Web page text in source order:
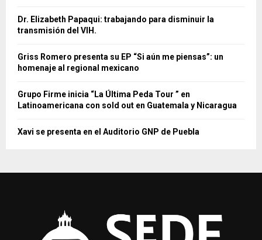
Dr. Elizabeth Papaqui: trabajando para disminuir la
transmisión del VIH.
Griss Romero presenta su EP “Si aún me piensas”: un
homenaje al regional mexicano
Grupo Firme inicia “La Última Peda Tour ” en
Latinoamericana con sold out en Guatemala y Nicaragua
Xavi se presenta en el Auditorio GNP de Puebla